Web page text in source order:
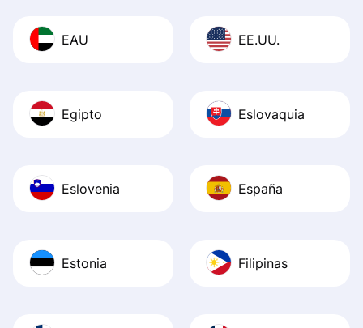
EAU EE.UU.
Egipto Eslovaquia
Eslovenia España
Estonia Filipinas